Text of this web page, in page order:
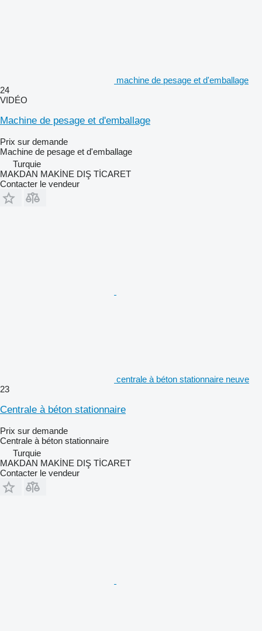
machine de pesage et d'emballage
24
VIDÉO
Machine de pesage et d'emballage
Prix sur demande
Machine de pesage et d'emballage
Turquie
MAKDAN MAKİNE DIŞ TİCARET
Contacter le vendeur
centrale à béton stationnaire neuve
23
Centrale à béton stationnaire
Prix sur demande
Centrale à béton stationnaire
Turquie
MAKDAN MAKİNE DIŞ TİCARET
Contacter le vendeur